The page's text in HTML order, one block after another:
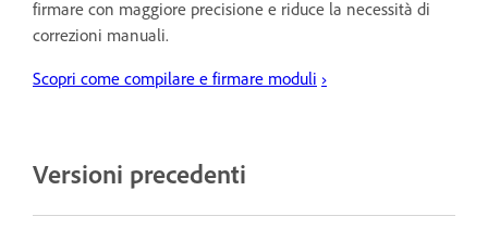
firmare con maggiore precisione e riduce la necessità di
correzioni manuali.
Scopri come compilare e firmare moduli ›
Versioni precedenti